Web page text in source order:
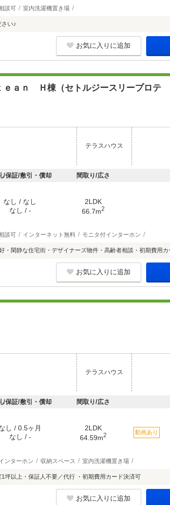
談可 室内洗濯機置き場
い♪
お気に入りに追加
ａｎ Ｈ棟（セトルジースリープロテ
テラスハウス
/保証/敷引・償却 間取り/広さ
なし / なし
なし / -
2LDK
66.7m2
談可 インターネット無料 モニタ付インターホン
・閑静な住宅街・デザイナーズ物件・高齢者相談・初期費用
お気に入りに追加
テラスハウス
/保証/敷引・償却 間取り/広さ
し / 0.5ヶ月
なし / -
2LDK
64.59m2 動画あり
ンターホン 収納スペース 室内洗濯機置き場
坪以上・保証人不要／代行 ・初期費用カード決済可
お気に入りに追加